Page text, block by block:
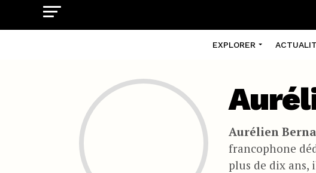
EXPLORER
Aurélien
francophone
plus de dix ans,